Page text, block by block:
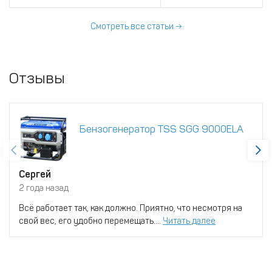
Смотреть все статьи →
Отзывы
Бензогенератор TSS SGG 9000ELA
Сергей
2 года назад
Всё работает так, как должно. Приятно, что несмотря на
свой вес, его удобно перемещать.... Читать далее